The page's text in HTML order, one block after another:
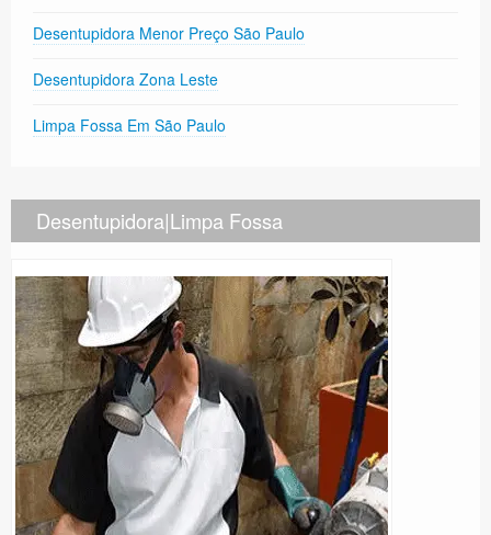
Desentupidora Menor Preço São Paulo
Desentupidora Zona Leste
Limpa Fossa Em São Paulo
Desentupidora|Limpa Fossa